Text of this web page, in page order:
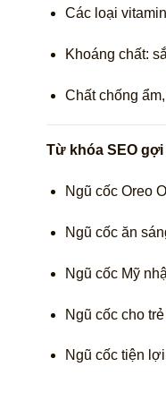
Các loại
Khoáng chất:
Chất chống
Từ khóa SEO
Ngũ cốc Oreo
Ngũ cốc ăn
Ngũ cốc Mỹ
Ngũ cốc cho
Ngũ cốc tiện